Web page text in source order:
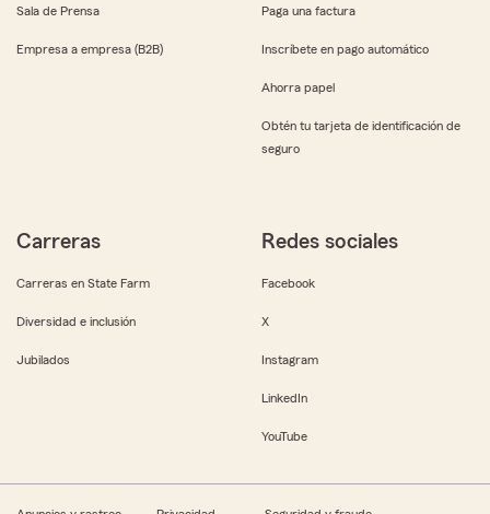
Sala de Prensa
Empresa a empresa (B2B)
Paga una factura
Inscríbete en pago automático
Ahorra papel
Obtén tu tarjeta de identificación de
seguro
Carreras
Carreras en State Farm
Diversidad e inclusión
Jubilados
Redes sociales
Facebook
X
Instagram
LinkedIn
YouTube